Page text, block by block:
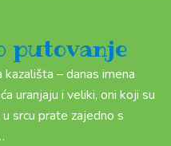
putovanje
– danas imena
uranjaju i veliki, oni koji su
srcu prate zajedno s